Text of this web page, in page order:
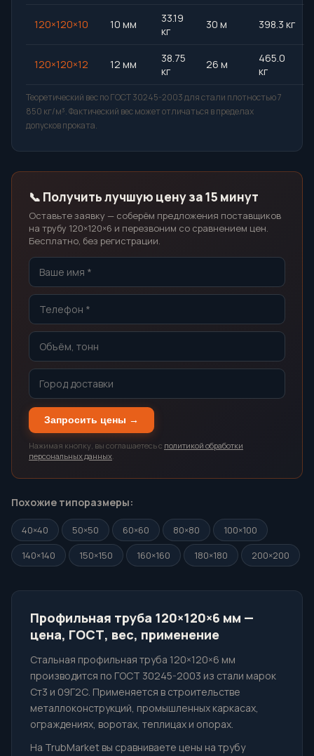
120×120×10 10 мм
33.19
кг
30 м 398.3 кг
120×120×12 12 мм
38.75
кг
26 м
465.0
кг
Теоретический вес по ГОСТ 30245-2003 для стали плотностью 7
850 кг/м³. Фактический вес может отличаться в пределах
допусков проката.
📞 Получить лучшую цену за 15 минут
Оставьте заявку — соберём предложения поставщиков
на трубу 120×120×6 и перезвоним со сравнением цен.
Бесплатно, без регистрации.
Запросить цены →
Нажимая кнопку, вы соглашаетесь с политикой обработки
персональных данных.
Похожие типоразмеры:
40×40 50×50 60×60 80×80
100×100
140×140
150×150 160×160 180×180 200×200
Профильная труба 120×120×6 мм —
цена, ГОСТ, вес, применение
Стальная профильная труба 120×120×6 мм
производится по ГОСТ 30245-2003 из стали марок
Ст3 и 09Г2С. Применяется в строительстве
металлоконструкций, промышленных каркасах,
ограждениях, воротах, теплицах и опорах.
На TrubMarket вы сравниваете цены на трубу